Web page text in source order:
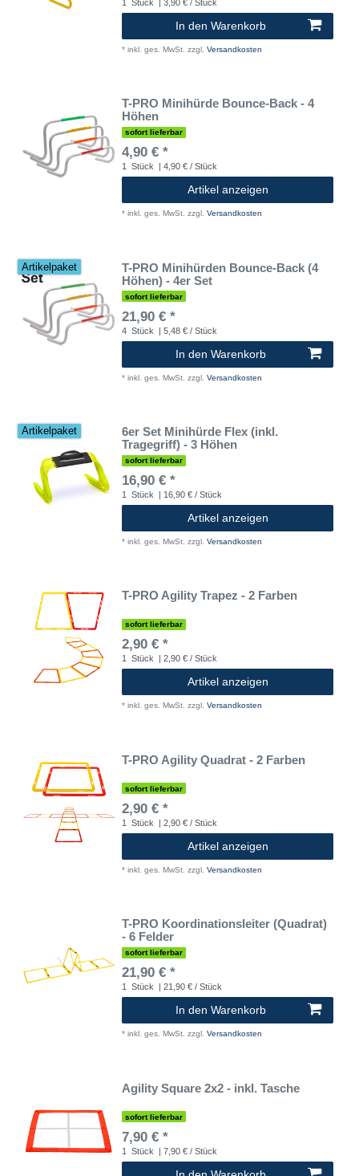
1 Stück | 3,90 € / Stück
In den Warenkorb
* inkl. ges. MwSt. zzgl. Versandkosten
T-PRO Minihürde Bounce-Back - 4
Höhen
sofort lieferbar
4,90 € *
1 Stück | 4,90 € / Stück
Artikel anzeigen
* inkl. ges. MwSt. zzgl. Versandkosten
Artikelpaket
T-PRO Minihürden Bounce-Back (4
Höhen) - 4er Set
sofort lieferbar
21,90 € *
4 Stück | 5,48 € / Stück
In den Warenkorb
* inkl. ges. MwSt. zzgl. Versandkosten
Artikelpaket
6er Set Minihürde Flex (inkl.
Tragegriff) - 3 Höhen
sofort lieferbar
16,90 € *
1 Stück | 16,90 € / Stück
Artikel anzeigen
* inkl. ges. MwSt. zzgl. Versandkosten
T-PRO Agility Trapez - 2 Farben
sofort lieferbar
2,90 € *
1 Stück | 2,90 € / Stück
Artikel anzeigen
* inkl. ges. MwSt. zzgl. Versandkosten
T-PRO Agility Quadrat - 2 Farben
sofort lieferbar
2,90 € *
1 Stück | 2,90 € / Stück
Artikel anzeigen
* inkl. ges. MwSt. zzgl. Versandkosten
T-PRO Koordinationsleiter (Quadrat)
- 6 Felder
sofort lieferbar
21,90 € *
1 Stück | 21,90 € / Stück
In den Warenkorb
* inkl. ges. MwSt. zzgl. Versandkosten
Agility Square 2x2 - inkl. Tasche
sofort lieferbar
7,90 € *
1 Stück | 7,90 € / Stück